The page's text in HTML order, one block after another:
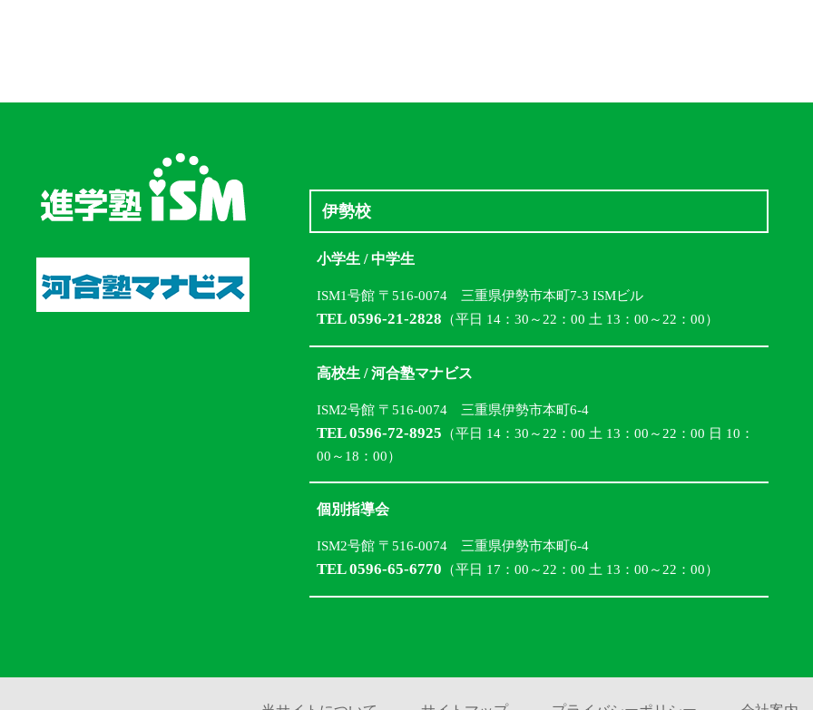
伊勢校
小学生 / 中学生
ISM1号館 〒516-0074 三重県伊勢市本町7-3 ISMビル
TEL 0596-21-2828 （平日 14：30～22：00 土 13：00～22：00）
高校生 / 河合塾マナビス
ISM2号館 〒516-0074 三重県伊勢市本町6-4
TEL 0596-72-8925 （平日 14：30～22：00 土 13：00～22：00 日 10：
00～18：00）
個別指導会
ISM2号館 〒516-0074 三重県伊勢市本町6-4
TEL 0596-65-6770 （平日 17：00～22：00 土 13：00～22：00）